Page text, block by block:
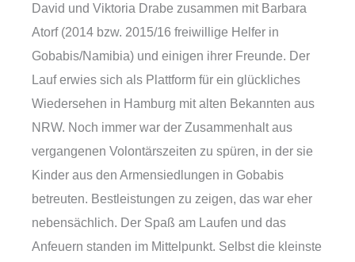
David und Viktoria Drabe zusammen mit Barbara
Atorf (2014 bzw. 2015/16 freiwillige Helfer in
Gobabis/Namibia) und einigen ihrer Freunde. Der
Lauf erwies sich als Plattform für ein glückliches
Wiedersehen in Hamburg mit alten Bekannten aus
NRW. Noch immer war der Zusammenhalt aus
vergangenen Volontärszeiten zu spüren, in der sie
Kinder aus den Armensiedlungen in Gobabis
betreuten. Bestleistungen zu zeigen, das war eher
nebensächlich. Der Spaß am Laufen und das
Anfeuern standen im Mittelpunkt. Selbst die kleinste